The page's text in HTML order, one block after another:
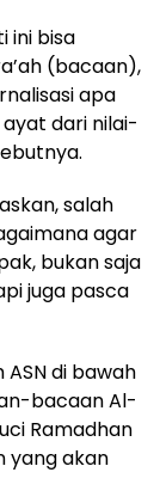
ini bisa
(bacaan),
apa
dari nilai-
salah
agar
bukan saja
juga pasca
di bawah
bacaan Al-
Ramadhan
yang akan